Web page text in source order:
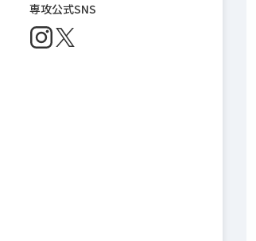
専攻公式SNS